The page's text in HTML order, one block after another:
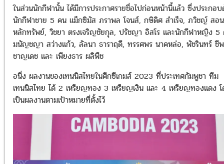
ในส่วนนักกีฬานั้น ได้มีการประกาศรายชื่อไปก่อนหน้านี้แล้ว ซึ่งประกอ
นักกีฬาชาย 5 คน แม็กซิมัส ภราพล โจนส์, กษิดิศ สำเร็จ, ภวิชญ์ สอน
หลักทรัพย์, วิชยา ตรงเจริญชัยกุล, ปรัชญา อิสโร และนักกีฬาหญิง 5
มนัญชญา สว่างเเก้ว, ลัลนา ธาราฤดี, ทรรศพร นาคหล่อ, พัชรินทร์ ชีพ
ชาญเดช และ เพียงธาร ผลิพืช
อนึ่ง ผลงานของเทนนิสไทยในศึกซีเกมส์ 2023 ที่ประเทศกัมพูชา ทีม
เทนนิสไทย ได้ 2 เหรียญทอง 3 เหรียญเงิน และ 4 เหรียญทองแดง
เป็นผลงานตามเป้าหมายที่ตั้งไว้